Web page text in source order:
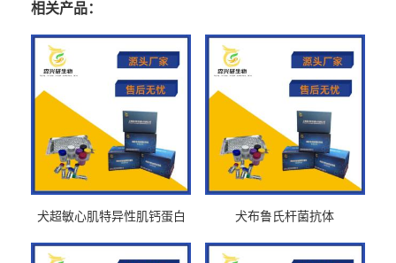
相关产品：
犬超敏心肌特异性肌钙蛋白
犬布鲁氏杆菌抗体